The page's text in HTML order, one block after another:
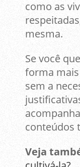
como as
mesma.
Se você
forma
sem a
conteúdos
Veja